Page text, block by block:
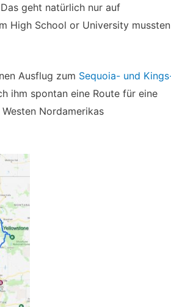
geht natürlich nur auf
High School or University mussten
Ausflug zum Sequoia- und
ihm spontan eine Route für eine
Nordamerikas